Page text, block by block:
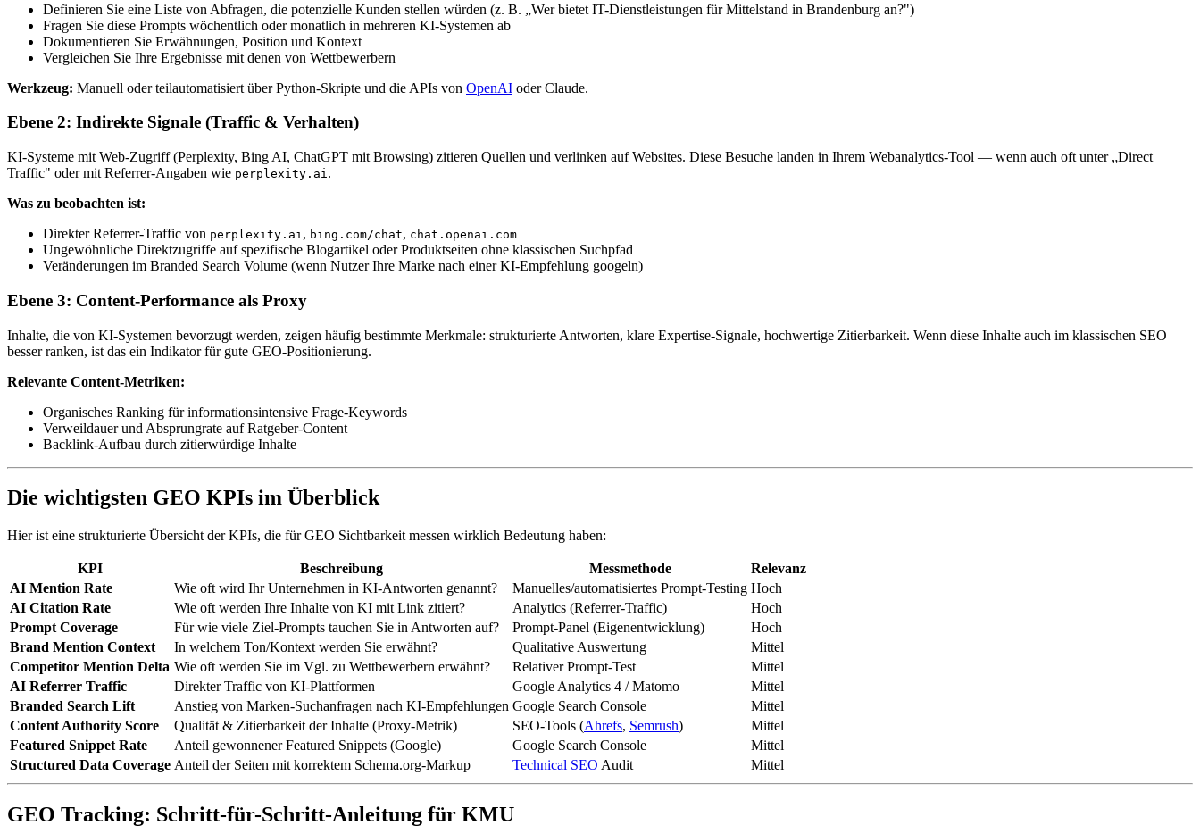
Definieren Sie eine Liste von Abfragen, die potenzielle Kunden stellen würden (z. B. „Wer bietet IT-Dienstleistungen für Mittelstand in Brandenburg an?")
Fragen Sie diese Prompts wöchentlich oder monatlich in mehreren KI-Systemen ab
Dokumentieren Sie Erwähnungen, Position und Kontext
Vergleichen Sie Ihre Ergebnisse mit denen von Wettbewerbern
Werkzeug: Manuell oder teilautomatisiert über Python-Skripte und die APIs von OpenAI oder Claude.
Ebene 2: Indirekte Signale (Traffic & Verhalten)
KI-Systeme mit Web-Zugriff (Perplexity, Bing AI, ChatGPT mit Browsing) zitieren Quellen und verlinken auf Websites. Diese Besuche landen in Ihrem Webanalytics-Tool — wenn auch oft unter „Direct
Traffic" oder mit Referrer-Angaben wie perplexity.ai.
Was zu beobachten ist:
Direkter Referrer-Traffic von perplexity.ai, bing.com/chat, chat.openai.com
Ungewöhnliche Direktzugriffe auf spezifische Blogartikel oder Produktseiten ohne klassischen Suchpfad
Veränderungen im Branded Search Volume (wenn Nutzer Ihre Marke nach einer KI-Empfehlung googeln)
Ebene 3: Content-Performance als Proxy
Inhalte, die von KI-Systemen bevorzugt werden, zeigen häufig bestimmte Merkmale: strukturierte Antworten, klare Expertise-Signale, hochwertige Zitierbarkeit. Wenn diese Inhalte auch im klassischen SEO
besser ranken, ist das ein Indikator für gute GEO-Positionierung.
Relevante Content-Metriken:
Organisches Ranking für informationsintensive Frage-Keywords
Verweildauer und Absprungrate auf Ratgeber-Content
Backlink-Aufbau durch zitierwürdige Inhalte
Die wichtigsten GEO KPIs im Überblick
Hier ist eine strukturierte Übersicht der KPIs, die für GEO Sichtbarkeit messen wirklich Bedeutung haben:
KPI Beschreibung Messmethode
Relevanz
AI Mention Rate
Wie oft wird Ihr Unternehmen in KI-Antworten genannt? Manuelles/automatisiertes Prompt-Testing Hoch
AI Citation Rate
Wie oft werden Ihre Inhalte von KI mit Link zitiert? Analytics (Referrer-Traffic)
Hoch
Prompt Coverage
Für wie viele Ziel-Prompts tauchen Sie in Antworten auf? Prompt-Panel (Eigenentwicklung)
Hoch
Brand Mention Context
In welchem Ton/Kontext werden Sie erwähnt? Qualitative Auswertung
Mittel
Competitor Mention Delta Wie oft werden Sie im Vgl. zu Wettbewerbern erwähnt? Relativer Prompt-Test
Mittel
AI Referrer Traffic
Direkter Traffic von KI-Plattformen Google Analytics 4 / Matomo
Mittel
Branded Search Lift
Anstieg von Marken-Suchanfragen nach KI-Empfehlungen Google Search Console
Mittel
Content Authority Score
Qualität & Zitierbarkeit der Inhalte (Proxy-Metrik) SEO-Tools (Ahrefs, Semrush)
Mittel
Featured Snippet Rate
Anteil gewonnener Featured Snippets (Google) Google Search Console
Mittel
Structured Data Coverage Anteil der Seiten mit korrektem Schema.org-Markup Technical SEO Audit Mittel
GEO Tracking: Schritt-für-Schritt-Anleitung für KMU